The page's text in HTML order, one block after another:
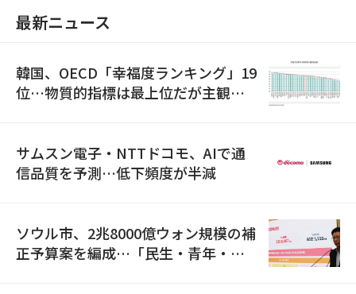
最新ニュース
韓国、OECD「幸福度ランキング」19
位…物質的指標は最上位だが主観的
サムスン電子・NTTドコモ、AIで通
信品質を予測…低下頻度が半減
ソウル市、2兆8000億ウォン規模の補
正予算案を編成…「民生・青年・安